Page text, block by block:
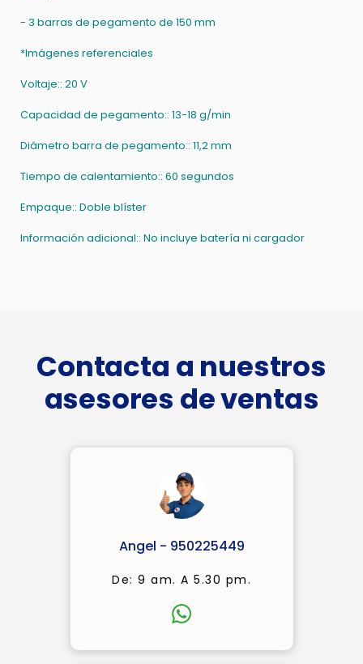
- 3 barras de pegamento de 150 mm
*Imágenes referenciales
Voltaje:: 20 V
Capacidad de pegamento:: 13-18 g/min
Diámetro barra de pegamento:: 11,2 mm
Tiempo de calentamiento:: 60 segundos
Empaque:: Doble blíster
Información adicional:: No incluye batería ni cargador
Contacta a nuestros
asesores de ventas
Angel - 950225449
De: 9 am. A 5.30 pm.